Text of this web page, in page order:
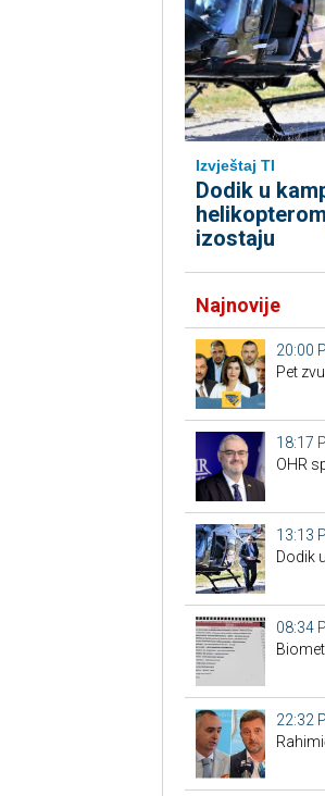
Izvještaj TI
Dodik u
izostaju
Najnovije
20:00
Pet
18:17
OHR
13:13
Dodik
08:34
22:32